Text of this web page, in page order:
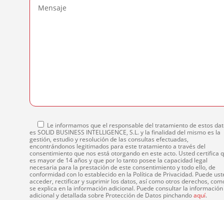
Le informamos que el responsable del tratamiento de estos
es SOLID BUSINESS INTELLIGENCE, S.L. y la finalidad del mismo es la
gestión, estudio y resolución de las consultas efectuadas,
encontrándonos legitimados para este tratamiento a través del
consentimiento que nos está otorgando en este acto. Usted certifica
es mayor de 14 años y que por lo tanto posee la capacidad legal
necesaria para la prestación de este consentimiento y todo ello, de
conformidad con lo establecido en la Política de Privacidad. Puede
acceder, rectificar y suprimir los datos, así como otros derechos,
se explica en la información adicional. Puede consultar la información
adicional y detallada sobre Protección de Datos pinchandoaquí.